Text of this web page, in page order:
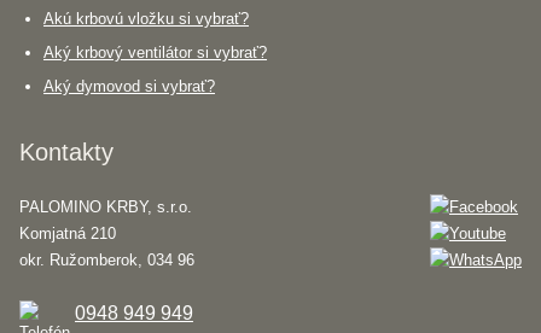
Akú krbovú vložku si vybrať?
Aký krbový ventilátor si vybrať?
Aký dymovod si vybrať?
Kontakty
PALOMINO KRBY, s.r.o.
Komjatná 210
okr. Ružomberok, 034 96
0948 949 949